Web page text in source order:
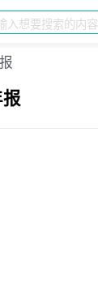
入想要搜索的内容